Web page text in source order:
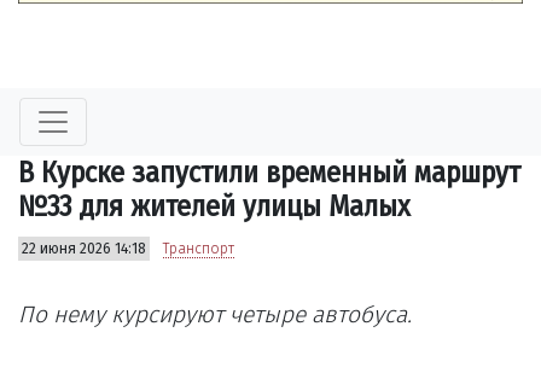
В Курске запустили временный маршрут
№33 для жителей улицы Малых
22 июня 2026 14:18 Транспорт
По нему курсируют четыре автобуса.